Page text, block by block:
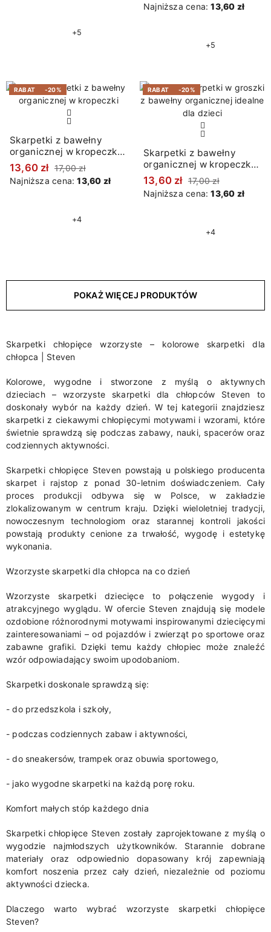
+5
Najniższa cena:13,60 zł
+5
RABAT -20%
Skarpetki z bawełny
organicznej w kropeczki
białe
13,60 zł 17,00 zł
Najniższa cena:13,60 zł
+4
RABAT -20%
Skarpetki z bawełny
organicznej w kropeczki
beżowe
13,60 zł 17,00 zł
Najniższa cena:13,60 zł
+4
POKAŻ WIĘCEJ PRODUKTÓW
Skarpetki chłopięce wzorzyste – kolorowe skarpetki dla
chłopca | Steven
Kolorowe, wygodne i stworzone z myślą o aktywnych
dzieciach – wzorzyste skarpetki dla chłopców Steven to
doskonały wybór na każdy dzień. W tej kategorii znajdziesz
skarpetki z ciekawymi chłopięcymi motywami i wzorami, które
świetnie sprawdzą się podczas zabawy, nauki, spacerów oraz
codziennych aktywności.
Skarpetki chłopięce Steven powstają u polskiego producenta
skarpet i rajstop z ponad 30-letnim doświadczeniem. Cały
proces produkcji odbywa się w Polsce, w zakładzie
zlokalizowanym w centrum kraju. Dzięki wieloletniej tradycji,
nowoczesnym technologiom oraz starannej kontroli jakości
powstają produkty cenione za trwałość, wygodę i estetykę
wykonania.
Wzorzyste skarpetki dla chłopca na co dzień
Wzorzyste skarpetki dziecięce to połączenie wygody i
atrakcyjnego wyglądu. W ofercie Steven znajdują się modele
ozdobione różnorodnymi motywami inspirowanymi dziecięcymi
zainteresowaniami – od pojazdów i zwierząt po sportowe oraz
zabawne grafiki. Dzięki temu każdy chłopiec może znaleźć
wzór odpowiadający swoim upodobaniom.
Skarpetki doskonale sprawdzą się:
- do przedszkola i szkoły,
- podczas codziennych zabaw i aktywności,
- do sneakersów, trampek oraz obuwia sportowego,
- jako wygodne skarpetki na każdą porę roku.
Komfort małych stóp każdego dnia
Skarpetki chłopięce Steven zostały zaprojektowane z myślą o
wygodzie najmłodszych użytkowników. Starannie dobrane
materiały oraz odpowiednio dopasowany krój zapewniają
komfort noszenia przez cały dzień, niezależnie od poziomu
aktywności dziecka.
Dlaczego warto wybrać wzorzyste skarpetki chłopięce
Steven?